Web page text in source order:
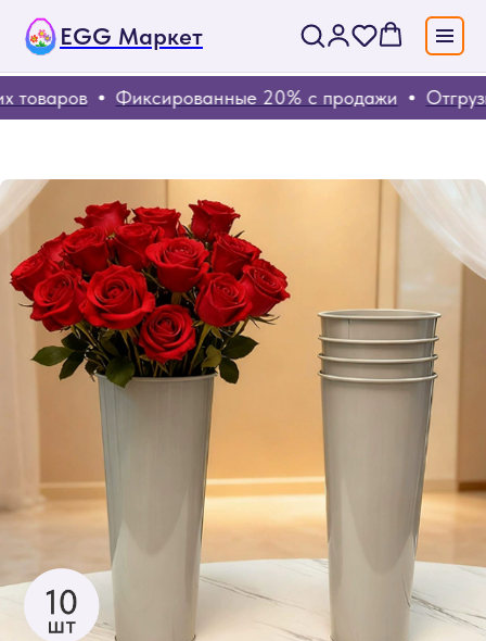
EGG Маркет
Фиксированные 20% с продажи